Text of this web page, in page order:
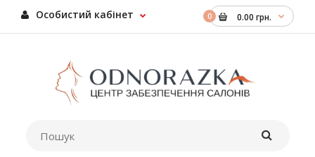
0 0.00 грн.
Особистий кабінет